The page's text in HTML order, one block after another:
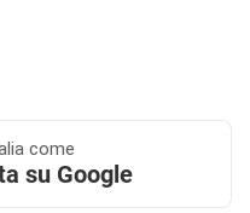
come
su Google